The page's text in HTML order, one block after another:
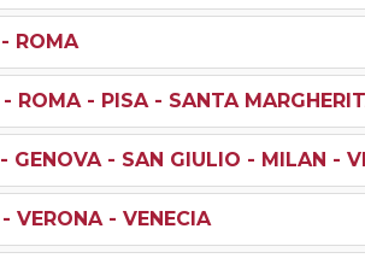
- ROMA
- ROMA - PISA - SANTA
- GENOVA - SAN GIULIO - MILAN -
- VERONA - VENECIA